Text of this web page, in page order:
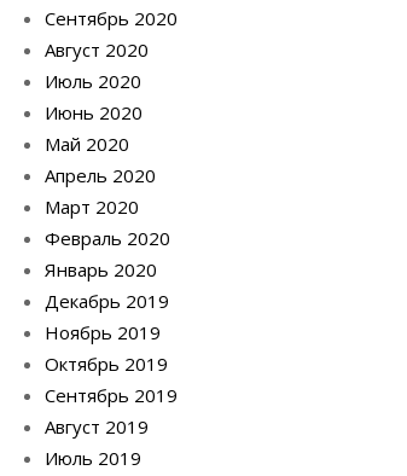
Сентябрь 2020
Август 2020
Июль 2020
Июнь 2020
Май 2020
Апрель 2020
Март 2020
Февраль 2020
Январь 2020
Декабрь 2019
Ноябрь 2019
Октябрь 2019
Сентябрь 2019
Август 2019
Июль 2019